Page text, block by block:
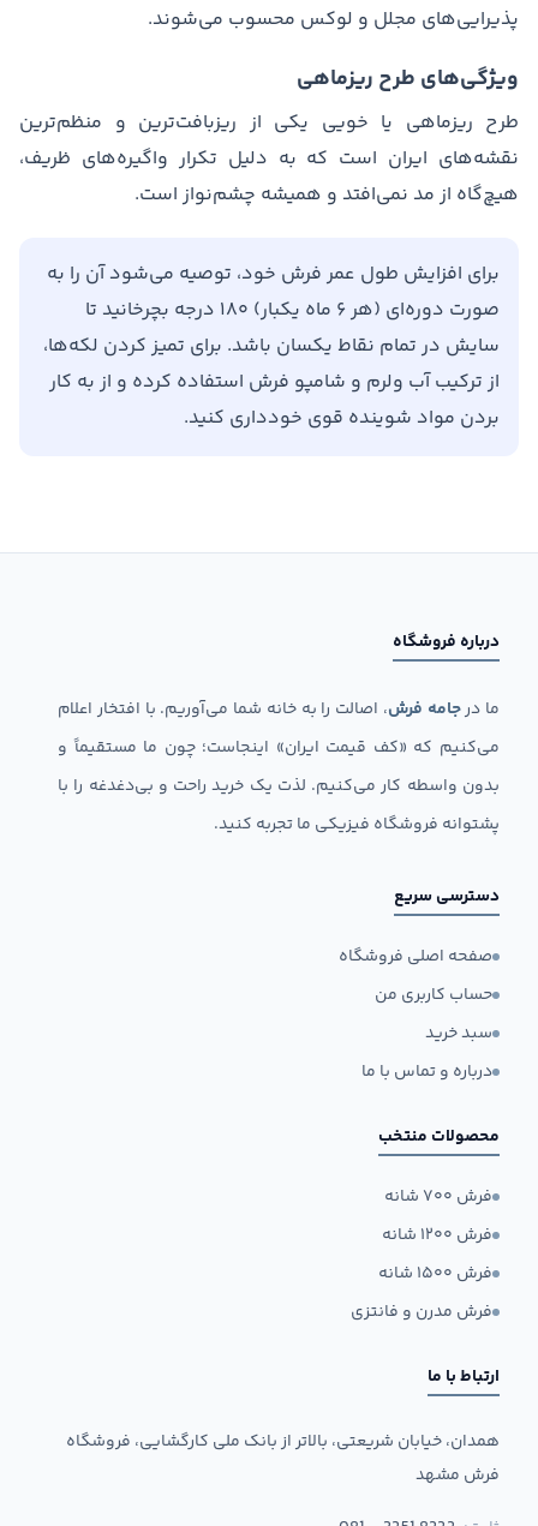
پذیرایی‌های مجلل و لوکس محسوب می‌شوند.
ویژگی‌های طرح ریزماهی
طرح ریزماهی یا خویی یکی از ریزبافت‌ترین و منظم‌ترین
نقشه‌های ایران است که به دلیل تکرار واگیره‌های ظریف،
هیچ‌گاه از مد نمی‌افتد و همیشه چشم‌نواز است.
برای افزایش طول عمر فرش خود، توصیه می‌شود آن را به
صورت دوره‌ای (هر ۶ ماه یکبار) ۱۸۰ درجه بچرخانید تا
سایش در تمام نقاط یکسان باشد. برای تمیز کردن لکه‌ها،
از ترکیب آب ولرم و شامپو فرش استفاده کرده و از به کار
بردن مواد شوینده قوی خودداری کنید.
درباره فروشگاه
ما درجامه فرش، اصالت را به خانه شما می‌آوریم. با افتخار اعلام
می‌کنیم که «کف قیمت ایران» اینجاست؛ چون ما مستقیماً و
بدون واسطه کار می‌کنیم. لذت یک خرید راحت و بی‌دغدغه را با
پشتوانه فروشگاه فیزیکی ما تجربه کنید.
دسترسی سریع
صفحه اصلی فروشگاه
حساب کاربری من
سبد خرید
درباره و تماس با ما
محصولات منتخب
فرش ۷۰۰ شانه
فرش ۱۲۰۰ شانه
فرش ۱۵۰۰ شانه
فرش مدرن و فانتزی
ارتباط با ما
همدان، خیابان شریعتی، بالاتر از بانک ملی کارگشایی، فروشگاه
فرش مشهد